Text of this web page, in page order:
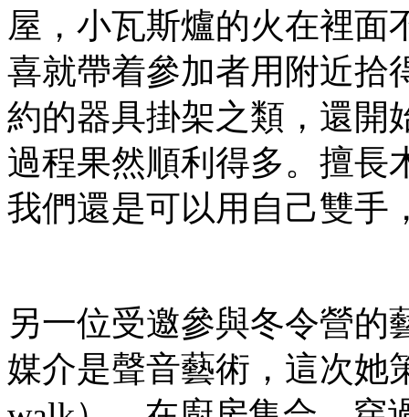
屋，小瓦斯爐的火在裡面
喜就帶着參加者用附近拾
約的器具掛架之類，還開
過程果然順利得多。擅長
我們還是可以用自己雙手
另一位受邀參與冬令營的
媒介是聲音藝術，這次她